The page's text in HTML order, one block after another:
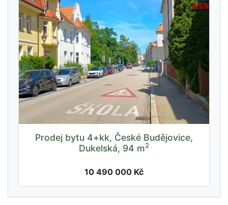
Prodej bytu 4+kk, České Budějovice,
Dukelská, 94 m2
10 490 000 Kč